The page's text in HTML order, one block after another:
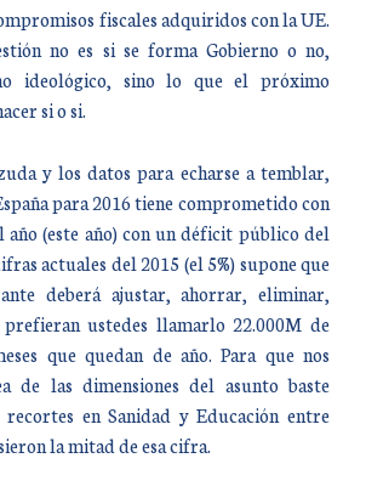
fiscales adquiridos con la UE.
no es si se forma Gobierno o no,
ideológico, sino lo que el próximo
si o si.
y los datos para echarse a temblar,
para 2016 tiene comprometido con
(este año) con un déficit público del
actuales del 2015 (el 5%) supone que
deberá ajustar, ahorrar, eliminar,
ustedes llamarlo 22.000M de
que quedan de año. Para que nos
de las dimensiones del asunto baste
en Sanidad y Educación entre
la mitad de esa cifra.